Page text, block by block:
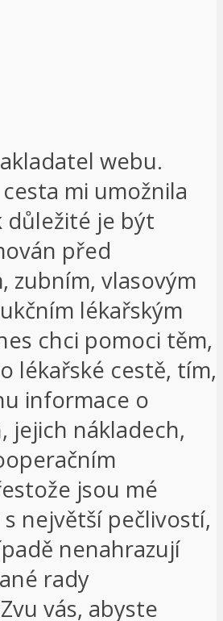
webu.
mi umožnila
důležité je být
před
zubním, vlasovým
lékařským
chci pomoci těm,
lékařské cestě, tím,
informace o
jejich nákladech,
jsou mé
největší pečlivostí,
nenahrazují
rady
vás, abyste